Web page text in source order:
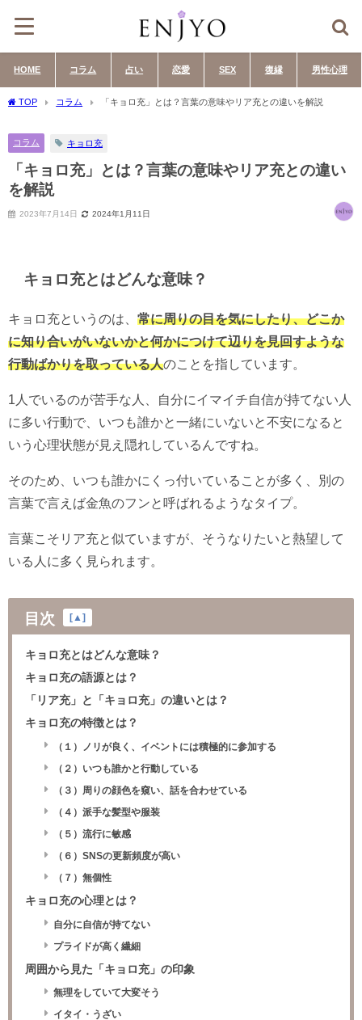
HOME コラム 占い 恋愛 SEX 復縁 男性心理
TOP コラム 「キョロ充」とは？言葉の意味やリア充との違いを解説
コラム キョロ充
「キョロ充」とは？言葉の意味やリア充との違い
を解説
2023年7月14日 2024年1月11日
キョロ充とはどんな意味？
キョロ充というのは、 常に周りの目を気にしたり、どこか
に知り合いがいないかと何かにつけて辺りを見回すような
行動ばかりを取っている人のことを指しています。
1人でいるのが苦手な人、自分にイマイチ自信が持てない人
に多い行動で、いつも誰かと一緒にいないと不安になると
いう心理状態が見え隠れしているんですね。
そのため、いつも誰かにくっ付いていることが多く、別の
言葉で言えば金魚のフンと呼ばれるようなタイプ。
言葉こそリア充と似ていますが、そうなりたいと熱望して
いる人に多く見られます。
目次 [ ▲ ]
キョロ充とはどんな意味？
キョロ充の語源とは？
「リア充」と「キョロ充」の違いとは？
キョロ充の特徴とは？
（１）ノリが良く、イベントには積極的に参加する
（２）いつも誰かと行動している
（３）周りの顔色を窺い、話を合わせている
（４）派手な髪型や服装
（５）流行に敏感
（６）SNSの更新頻度が高い
（７）無個性
キョロ充の心理とは？
自分に自信が持てない
プライドが高く繊細
周囲から見た「キョロ充」の印象
無理をしていて大変そう
イタイ・うざい